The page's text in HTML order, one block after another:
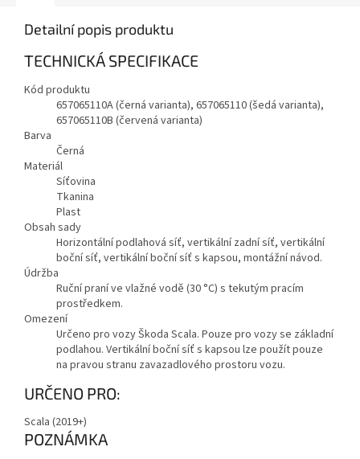
Detailní popis produktu
TECHNICKÁ SPECIFIKACE
Kód produktu
657065110A (černá varianta), 657065110 (šedá varianta),
657065110B (červená varianta)
Barva
Černá
Materiál
Síťovina
Tkanina
Plast
Obsah sady
Horizontální podlahová síť, vertikální zadní síť, vertikální
boční síť, vertikální boční síť s kapsou, montážní návod.
Údržba
Ruční praní ve vlažné vodě (30 °C) s tekutým pracím
prostředkem.
Omezení
Určeno pro vozy Škoda Scala. Pouze pro vozy se základní
podlahou. Vertikální boční síť s kapsou lze použít pouze
na pravou stranu zavazadlového prostoru vozu.
URČENO PRO:
Scala (2019+)
POZNÁMKA